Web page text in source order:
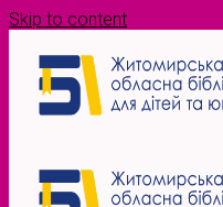
Skip to content